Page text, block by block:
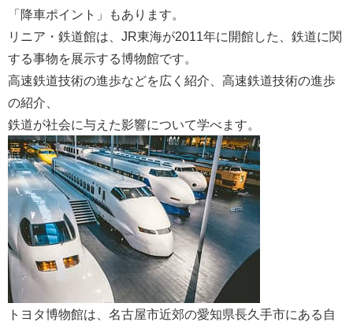
「降車ポイント」もあります。
リニア・鉄道館は、JR東海が2011年に開館した、鉄道に関
する事物を展示する博物館です。
高速鉄道技術の進歩などを広く紹介、高速鉄道技術の進歩
の紹介、
鉄道が社会に与えた影響について学べます。
トヨタ博物館は、名古屋市近郊の愛知県長久手市にある自